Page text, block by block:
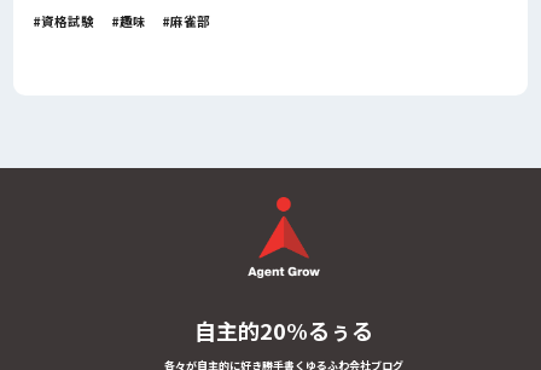
資格試験
趣味 麻雀部
自主的20%るぅる
各々が自主的に好き勝手書くゆるふわ会社ブログ